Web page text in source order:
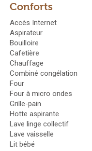
Conforts
Accès Internet
Aspirateur
Bouilloire
Cafetière
Chauffage
Combiné congélation
Four
Four à micro ondes
Grille-pain
Hotte aspirante
Lave linge collectif
Lave vaisselle
Lit bébé